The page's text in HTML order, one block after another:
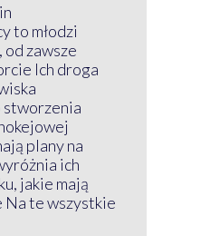
to młodzi
zawsze
Ich droga
stworzenia
plany na
ich
jakie mają
Na te wszystkie